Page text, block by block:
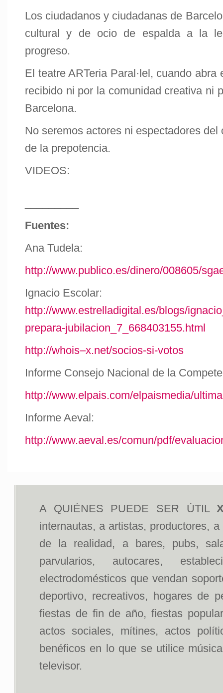
Los ciudadanos y ciudadanas de
cultural y de ocio de espalda a la
progreso.
El teatre ARTeria Paral·lel, cuando
recibido ni por la comunidad creativa ni
Barcelona.
No seremos actores ni espectadores
de la prepotencia.
VIDEOS:
Fuentes:
Ana Tudela:
http://www.publico.es/dinero/008605/
Ignacio Escolar:
http://www.estrelladigital.es/blogs/
prepara-jubilacion_7_668403155.html
http://whois–x.net/socios-si-votos
Informe Consejo Nacional de la
http://www.elpais.com/elpaismedia/
Informe Aeval:
http://www.aeval.es/comun/pdf/
A QUIÉNES PUEDE SER ÚTIL
internautas, a artistas, productores,
de la realidad, a bares, pubs,
parvularios, autocares,
electrodomésticos que vendan
deportivo, recreativos, hogares de
fiestas de fin de año, fiestas
actos sociales, mítines, actos
benéficos en lo que se utilice
televisor.